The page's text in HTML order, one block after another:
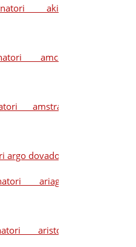
akira
amcor
amstrad
argo dovadola
ariagel
ariston